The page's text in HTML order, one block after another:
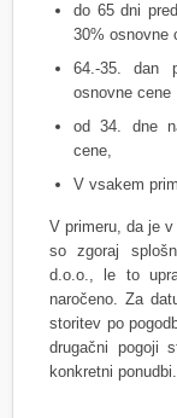
do 65 dni
30% osnovne
64.-35. dan
osnovne cene
od 34. dne
cene,
V vsakem
V primeru, da je
so zgoraj
d.o.o., le to
naročeno. Za
storitev po
drugačni pogoji
konkretni ponudbi.